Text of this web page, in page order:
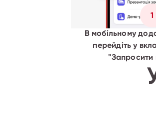
1
В мобільному
перейдіть у
"Запросити